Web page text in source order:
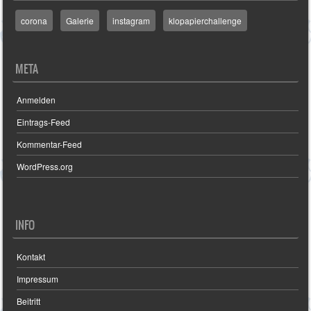
corona Galerie instagram klopapierchallenge
META
Anmelden
Eintrags-Feed
Kommentar-Feed
WordPress.org
INFO
Kontakt
Impressum
Beitritt